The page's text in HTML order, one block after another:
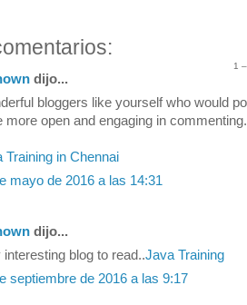
1
dijo...
bloggers like yourself who would
more open and engaging in
Training in Chennai
mayo de 2016 a las 14:31
dijo...
interesting blog to read..Java Training
septiembre de 2016 a las 9:17